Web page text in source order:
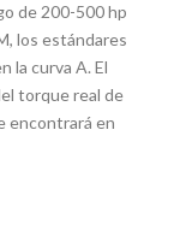
de 200-500 hp
los estándares
la curva A. El
torque real de
encontrará en